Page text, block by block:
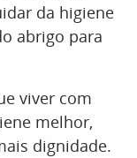
da higiene
abrigo para
viver com
melhor,
dignidade.